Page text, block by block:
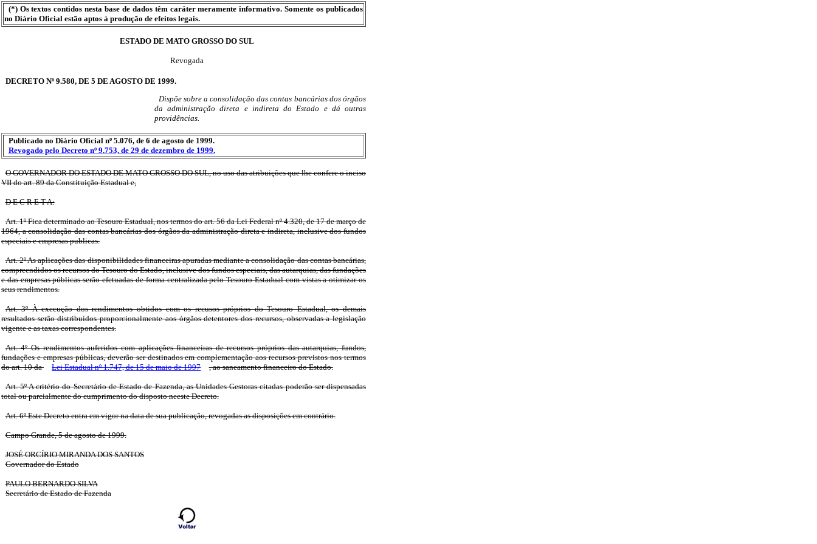
(*) Os textos contidos nesta base de dados têm caráter meramente informativo. Somente os publicados
no Diário Oficial estão aptos à produção de efeitos legais.
ESTADO DE MATO GROSSO DO SUL
Revogada
DECRETO Nº 9.580, DE 5 DE AGOSTO DE 1999.
Dispõe sobre a consolidação das contas bancárias dos órgãos
da administração direta e indireta do Estado e dá outras
providências.
Publicado no Diário Oficial nº 5.076, de 6 de agosto de 1999.
Revogado pelo Decreto nº 9.753, de 29 de dezembro de 1999.
O GOVERNADOR DO ESTADO DE MATO GROSSO DO SUL, no uso das atribuições que lhe confere o inciso
VII do art. 89 da Constituição Estadual e,
D E C R E T A:
Art. 1º Fica determinado ao Tesouro Estadual, nos termos do art. 56 da Lei Federal nº 4.320, de 17 de março de
1964, a consolidação das contas bancárias dos órgãos da administração direta e indireta, inclusive dos fundos
especiais e empresas publicas.
Art. 2º As aplicações das disponibilidades financeiras apuradas mediante a consolidação das contas bancárias,
compreendidos os recursos do Tesouro do Estado, inclusive dos fundos especiais, das autarquias, das fundações
e das empresas públicas serão efetuadas de forma centralizada pelo Tesouro Estadual com vistas a otimizar os
seus rendimentos.
Art. 3º À execução dos rendimentos obtidos com os recusos próprios do Tesouro Estadual, os demais
resultados serão distribuídos proporcionalmente aos órgãos detentores dos recursos, observadas a legislação
vigente e as taxas correspondentes.
Art. 4º Os rendimentos auferidos com aplicações financeiras de recursos próprios das autarquias, fundos,
fundações e empresas públicas, deverão ser destinados em complementação aos recursos previstos nos termos
do art. 10 da
Lei Estadual nº 1.747, de 15 de maio de 1997 , ao saneamento financeiro do Estado.
Art. 5º A critério do Secretário de Estado de Fazenda, as Unidades Gestoras citadas poderão ser dispensadas
total ou parcialmente do cumprimento do disposto neeste Decreto.
Art. 6º Este Decreto entra em vigor na data de sua publicação, revogadas as disposições em contrário.
Campo Grande, 5 de agosto de 1999.
JOSÉ ORCÍRIO MIRANDA DOS SANTOS
Governador do Estado
PAULO BERNARDO SILVA
Secretário de Estado de Fazenda